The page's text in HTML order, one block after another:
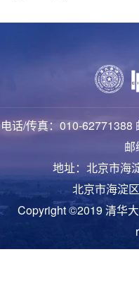
电话/传真：010-
邮
地址：北京市海
北京市海淀
Copyright ©2019 清华